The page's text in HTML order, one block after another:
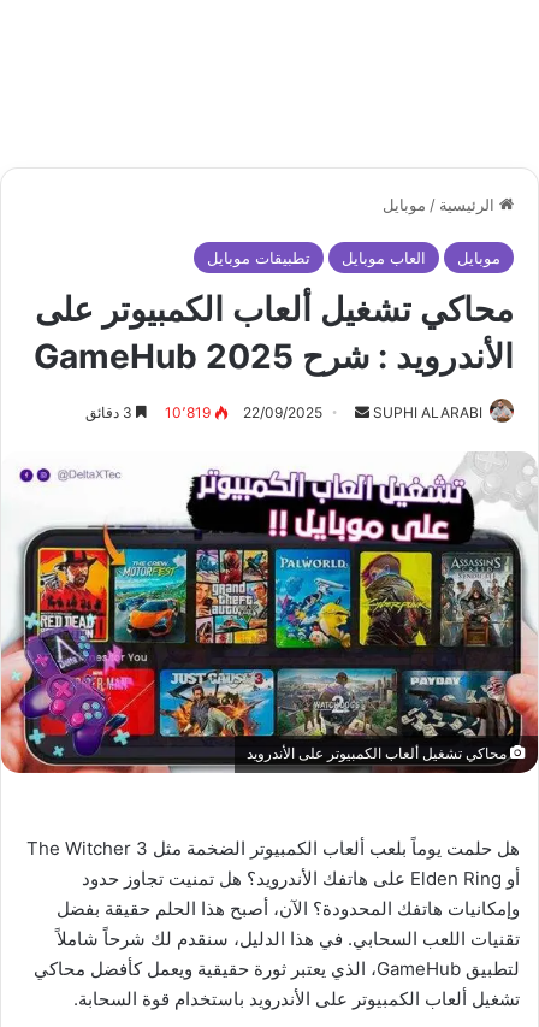
الرئيسية / موبايل
موبايل العاب موبايل تطبيقات موبايل
محاكي تشغيل ألعاب الكمبيوتر على
الأندرويد : شرح GameHub 2025
SUPHI ALARABI
أرسل 22/09/2025 10٬819
محاكي تشغيل ألعاب الكمبيوتر على الأندرويد
هل حلمت يوماً بلعب ألعاب الكمبيوتر الضخمة مثل The Witcher 3
أو Elden Ring على هاتفك الأندرويد؟ هل تمنيت تجاوز حدود
وإمكانيات هاتفك المحدودة؟ الآن، أصبح هذا الحلم حقيقة بفضل
تقنيات اللعب السحابي. في هذا الدليل، سنقدم لك شرحاً شاملاً
لتطبيق GameHub، الذي يعتبر ثورة حقيقية ويعمل كأفضل محاكي
تشغيل ألعاب الكمبيوتر على الأندرويد باستخدام قوة السحابة.